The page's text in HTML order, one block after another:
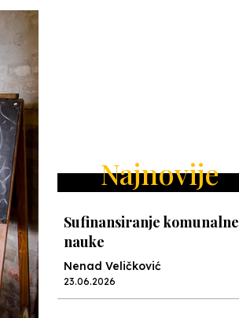
Najnovije
Sufinansiranje komunalne
nauke
Nenad Veličković
23.06.2026